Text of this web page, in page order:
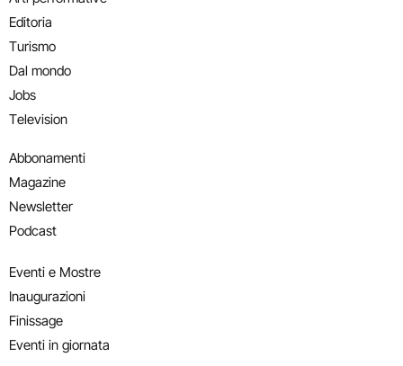
Editoria
Turismo
Dal mondo
Jobs
Television
Abbonamenti
Magazine
Newsletter
Podcast
Eventi e Mostre
Inaugurazioni
Finissage
Eventi in giornata